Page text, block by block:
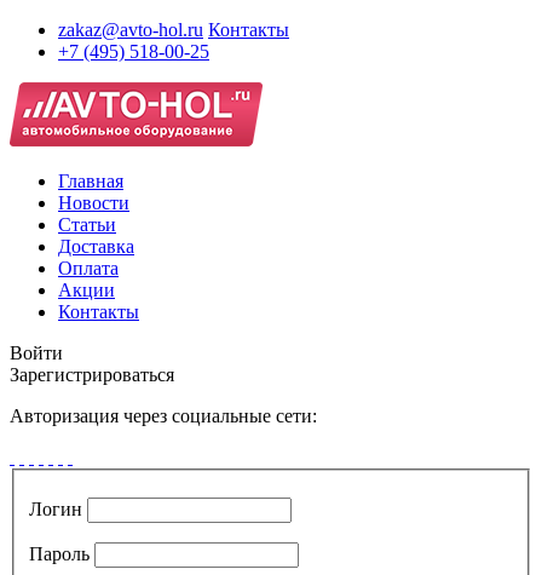
zakaz@avto-hol.ru Контакты
+7 (495) 518-00-25
Главная
Новости
Статьи
Доставка
Оплата
Акции
Контакты
Войти
Зарегистрироваться
Авторизация через социальные сети:
Логин
Пароль